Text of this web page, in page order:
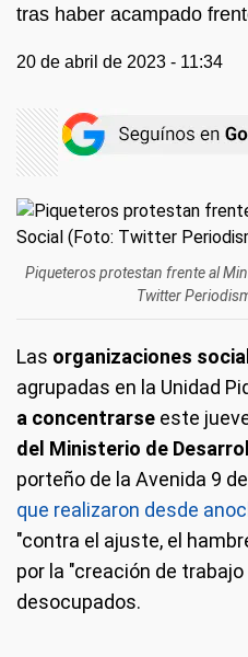
tras haber acampado
20 de abril de 2023 - 11:34
Piqueteros protestan frente al
Twitter
Las organizaciones
agrupadas en la Unidad
a concentrarse este
del Ministerio de
porteño de la Avenida 9
que realizaron desde
"contra el ajuste, el
por la "creación de
desocupados.